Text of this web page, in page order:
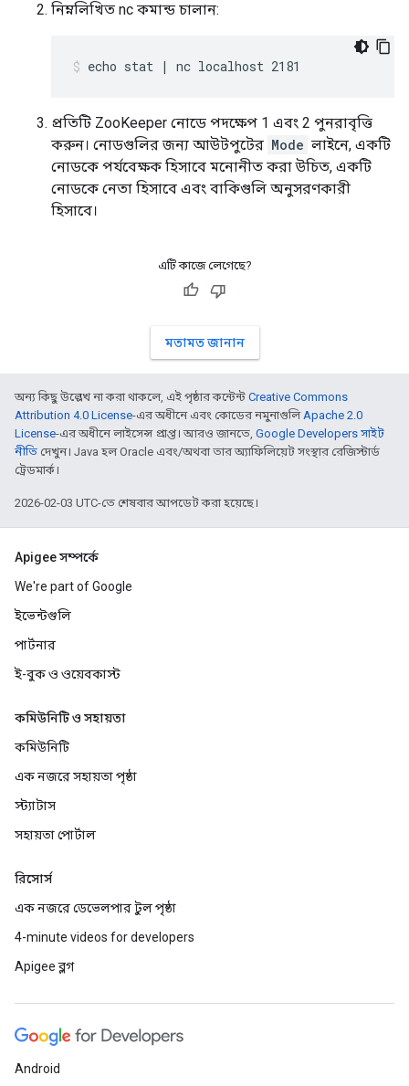
নিম্নলিখিত nc কমান্ড চালান:
echo stat | nc localhost 2181
প্রতিটি ZooKeeper নোডে পদক্ষেপ 1 এবং 2 পুনরাবৃত্তি
করুন। নোডগুলির জন্য আউটপুটের Mode লাইনে, একটি
নোডকে পর্যবেক্ষক হিসাবে মনোনীত করা উচিত, একটি
নোডকে নেতা হিসাবে এবং বাকিগুলি অনুসরণকারী
হিসাবে।
এটি কাজে লেগেছে?
মতামত জানান
অন্য কিছু উল্লেখ না করা থাকলে, এই পৃষ্ঠার কন্টেন্ট Creative Commons
Attribution 4.0 License-এর অধীনে এবং কোডের নমুনাগুলিApache 2.0
License-এর অধীনে লাইসেন্স প্রাপ্ত। আরও জানতে, Google Developers সাইট
নীতি দেখুন। Java হল Oracle এবং/অথবা তার অ্যাফিলিয়েট সংস্থার রেজিস্টার্ড
ট্রেডমার্ক।
2026-02-03 UTC-তে শেষবার আপডেট করা হয়েছে।
Apigee সম্পর্কে
We're part of Google
ইভেন্টগুলি
পার্টনার
ই-বুক ও ওয়েবকাস্ট
কমিউনিটি ও সহায়তা
কমিউনিটি
এক নজরে সহায়তা পৃষ্ঠা
স্ট্যাটাস
সহায়তা পোর্টাল
রিসোর্স
এক নজরে ডেভেলপার টুল পৃষ্ঠা
4-minute videos for developers
Apigee ব্লগ
Android